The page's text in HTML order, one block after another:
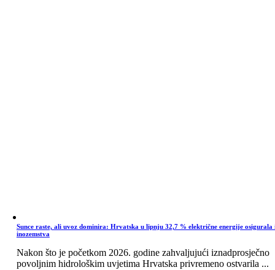
Sunce raste, ali uvoz dominira: Hrvatska u lipnju 32,7 % električne energije osigurala
inozemstva
Nakon što je početkom 2026. godine zahvaljujući iznadprosječno
povoljnim hidrološkim uvjetima Hrvatska privremeno ostvarila ...